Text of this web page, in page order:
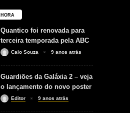
Quantico foi renovada para
terceira temporada pela ABC
Caio Souza 9 anos atrás
Guardiões da Galáxia 2 – veja
o lançamento do novo poster
Editor 9 anos atrás